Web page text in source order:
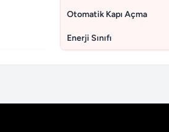
Otomatik Kapı Açma
Enerji Sınıfı